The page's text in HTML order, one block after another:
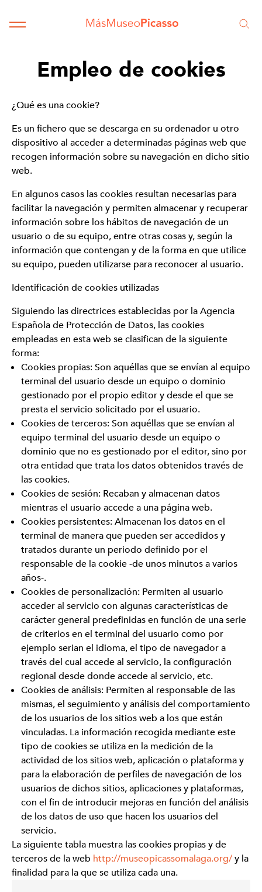
Empleo de cookies
¿Qué es una cookie?
Es un fichero que se descarga en su ordenador u otro
dispositivo al acceder a determinadas páginas web que
recogen información sobre su navegación en dicho sitio
web.
En algunos casos las cookies resultan necesarias para
facilitar la navegación y permiten almacenar y recuperar
información sobre los hábitos de navegación de un
usuario o de su equipo, entre otras cosas y, según la
información que contengan y de la forma en que utilice
su equipo, pueden utilizarse para reconocer al usuario.
Identificación de cookies utilizadas
Siguiendo las directrices establecidas por la Agencia
Española de Protección de Datos, las cookies
empleadas en esta web se clasifican de la siguiente
forma:
Cookies propias: Son aquéllas que se envían al equipo
terminal del usuario desde un equipo o dominio
gestionado por el propio editor y desde el que se
presta el servicio solicitado por el usuario.
Cookies de terceros: Son aquéllas que se envían al
equipo terminal del usuario desde un equipo o
dominio que no es gestionado por el editor, sino por
otra entidad que trata los datos obtenidos través de
las cookies.
Cookies de sesión: Recaban y almacenan datos
mientras el usuario accede a una página web.
Cookies persistentes: Almacenan los datos en el
terminal de manera que pueden ser accedidos y
tratados durante un periodo definido por el
responsable de la cookie -de unos minutos a varios
años-.
Cookies de personalización: Permiten al usuario
acceder al servicio con algunas características de
carácter general predefinidas en función de una serie
de criterios en el terminal del usuario como por
ejemplo serian el idioma, el tipo de navegador a
través del cual accede al servicio, la configuración
regional desde donde accede al servicio, etc.
Cookies de análisis: Permiten al responsable de las
mismas, el seguimiento y análisis del comportamiento
de los usuarios de los sitios web a los que están
vinculadas. La información recogida mediante este
tipo de cookies se utiliza en la medición de la
actividad de los sitios web, aplicación o plataforma y
para la elaboración de perfiles de navegación de los
usuarios de dichos sitios, aplicaciones y plataformas,
con el fin de introducir mejoras en función del análisis
de los datos de uso que hacen los usuarios del
servicio.
La siguiente tabla muestra las cookies propias y de
terceros de la web http://museopicassomalaga.org/y la
finalidad para la que se utiliza cada una.